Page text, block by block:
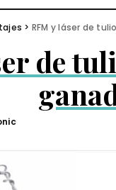
> RFM y láser de
de